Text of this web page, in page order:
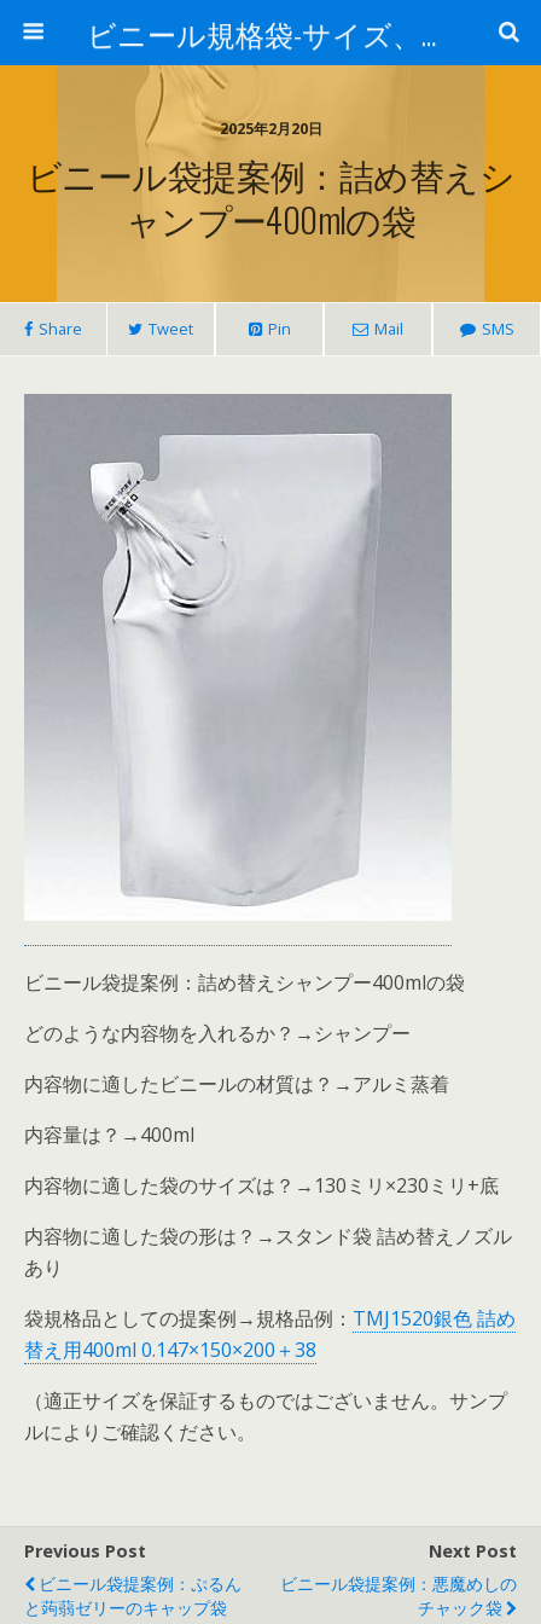
ビニール規格袋-サイズ、価格、材質-業務用チャック袋、アルミ袋、真空袋について
2025年2月20日
ビニール袋提案例：詰め替えシ
ャンプー400mlの袋
Share Tweet Pin Mail SMS
ビニール袋提案例：詰め替えシャンプー400mlの袋
どのような内容物を入れるか？→シャンプー
内容物に適したビニールの材質は？→アルミ蒸着
内容量は？→400ml
内容物に適した袋のサイズは？→130ミリ×230ミリ+底
内容物に適した袋の形は？→スタンド袋 詰め替えノズル
あり
袋規格品としての提案例→規格品例： TMJ1520銀色 詰め
替え用400ml 0.147×150×200＋38
（適正サイズを保証するものではございません。サンプ
ルによりご確認ください。
Previous Post
ビニール袋提案例：ぷるん
と蒟蒻ゼリーのキャップ袋
Next Post
ビニール袋提案例：悪魔めしの
チャック袋